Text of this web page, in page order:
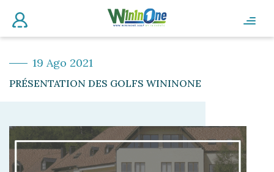
19 Ago 2021
PRÉSENTATION DES GOLFS WININONE